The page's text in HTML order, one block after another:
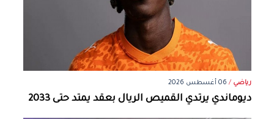
رياضي / 06 أغسطس 2026
ديوماندي يرتدي القميص الريال بعقد يمتد حتى 2033